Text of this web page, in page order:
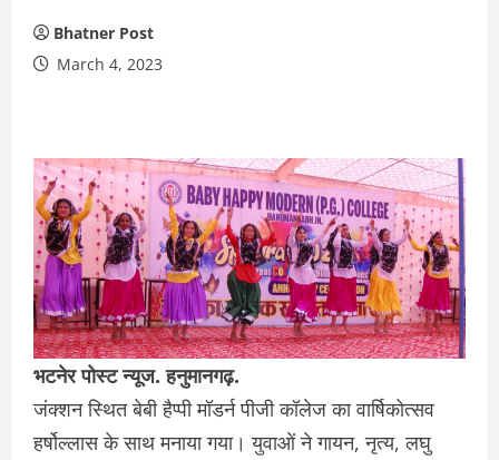
Bhatner Post
March 4, 2023
भटनेर पोस्ट न्यूज. हनुमानगढ़.
जंक्शन स्थित बेबी हैप्पी मॉडर्न पीजी कॉलेज का वार्षिकोत्सव
हर्षोल्लास के साथ मनाया गया। युवाओं ने गायन, नृत्य, लघु